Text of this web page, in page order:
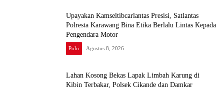
Upayakan Kamseltibcarlantas Presisi, Satlantas
Polresta Karawang Bina Etika Berlalu Lintas Kepada
Pengendara Motor
Polri Agustus 8, 2026
Lahan Kosong Bekas Lapak Limbah Karung di
Kibin Terbakar, Polsek Cikande dan Damkar